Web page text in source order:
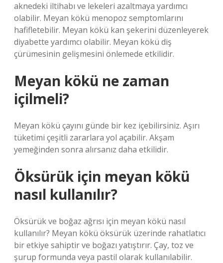
aknedeki iltihabı ve lekeleri azaltmaya yardımcı
olabilir. Meyan kökü menopoz semptomlarını
hafifletebilir. Meyan kökü kan şekerini düzenleyerek
diyabette yardımcı olabilir. Meyan kökü diş
çürümesinin gelişmesini önlemede etkilidir.
Meyan kökü ne zaman
içilmeli?
Meyan kökü çayını günde bir kez içebilirsiniz. Aşırı
tüketimi çeşitli zararlara yol açabilir. Akşam
yemeğinden sonra alırsanız daha etkilidir.
Öksürük için meyan kökü
nasıl kullanılır?
Öksürük ve boğaz ağrısı için meyan kökü nasıl
kullanılır? Meyan kökü öksürük üzerinde rahatlatıcı
bir etkiye sahiptir ve boğazı yatıştırır. Çay, toz ve
şurup formunda veya pastil olarak kullanılabilir.